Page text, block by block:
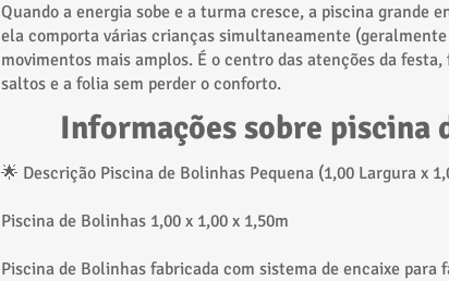
Quando a energia sobe e a turma cresce, a piscina grande
ela comporta várias crianças simultaneamente
movimentos mais amplos. É o centro das atenções da
saltos e a folia sem perder o conforto.
​Informações sobre piscina
🌟 Descrição Piscina de Bolinhas Pequena (1,00 Largura x
Piscina de Bolinhas 1,00 x 1,00 x 1,50m
Piscina de Bolinhas fabricada com sistema de encaixe